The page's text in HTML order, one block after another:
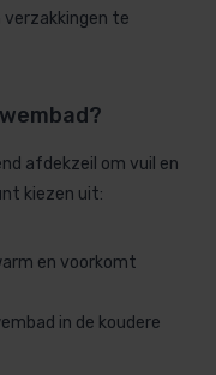
verzakkingen te
afdekzeil om vuil en
kiezen uit:
en voorkomt
in de koudere